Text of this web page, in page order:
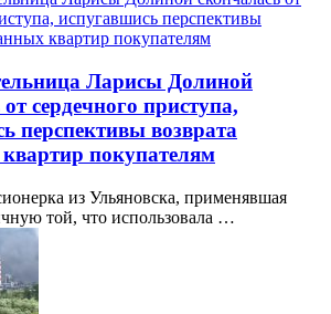
Ларисы Долиной
сердечного приступа,
перспективы возврата
покупателям
из Ульяновска, применявшая
той, что использовала …